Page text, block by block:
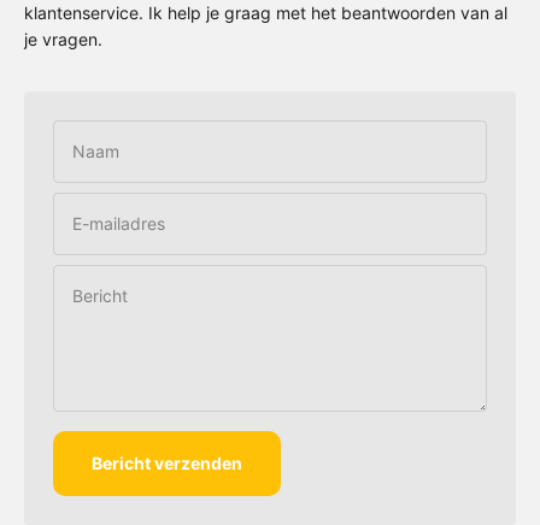
klantenservice. Ik help je graag met het beantwoorden van al
je vragen.
Naam
E-mailadres
Bericht
Bericht verzenden